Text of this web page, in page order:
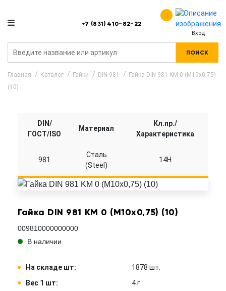
+7 (831) 410-82-22
Вход
ПОИСК
Главная Каталог Гайки DIN 981
Гайка DIN 981 KM 0 (M10x0,75)
(10)
Гайка DIN 981 KM 0 (M10x0,75) (10)
009810000000000
В наличии
На складе шт:
1878 шт.
Вес 1 шт:
4 г.
DIN/
ГОСТ/ISO
Материал
Кл.пр./
Характеристика
981
Сталь
(Steel)
14H